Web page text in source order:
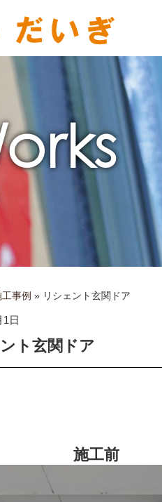
事例 » リシェント玄関ドア
1日
ト玄関ドア
施工後